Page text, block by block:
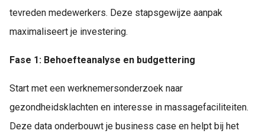
tevreden medewerkers. Deze stapsgewijze aanpak
maximaliseert je investering.
Fase 1: Behoefteanalyse en budgettering
Start met een werknemersonderzoek naar
gezondheidsklachten en interesse in massagefaciliteiten.
Deze data onderbouwt je business case en helpt bij het